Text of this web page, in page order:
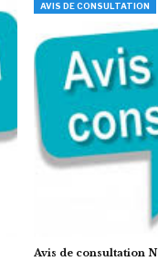
AVIS DE CONSULTATION
Avis de consultation